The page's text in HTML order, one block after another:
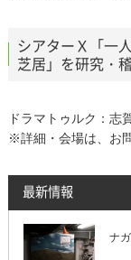
シアターＸ「一
芝居」を研究・稽
ドラマトゥルク：志
※詳細・会場は、お
最新情報
ナ